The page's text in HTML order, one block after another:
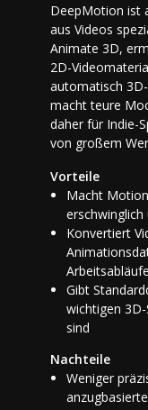
DeepMotion ist
aus Videos
Animate 3D,
2D-
automatisch
macht teure
daher für Indie-
von großem
Vorteile
Macht
erschwinglich
Konvertiert
Arbeitsabläufe
Gibt
wichtigen
sind
Nachteile
Weniger